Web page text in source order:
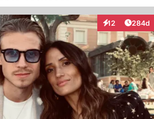
12
Interaktionen
284d